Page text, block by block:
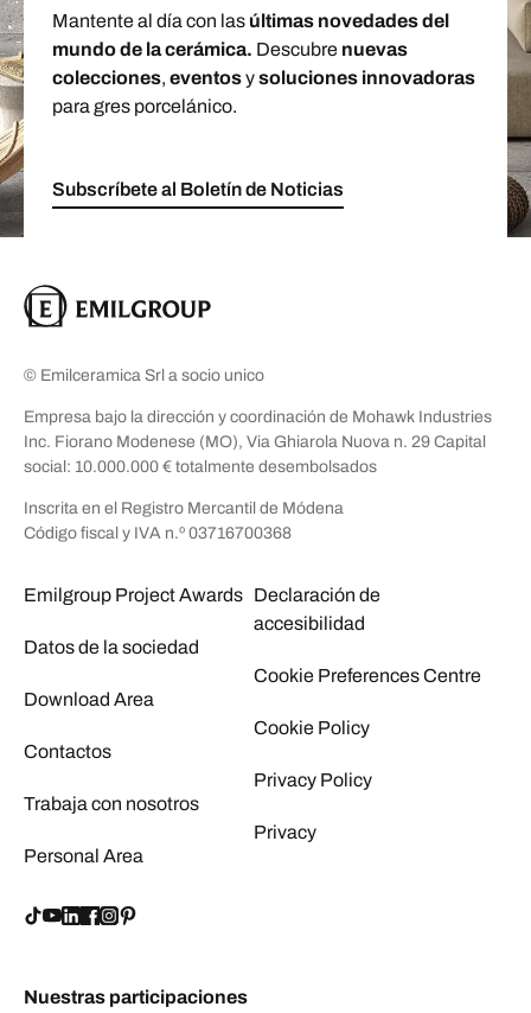
Mantente al día con las últimas novedades del
mundo de la cerámica. Descubre nuevas
colecciones, eventosysoluciones innovadoras
para gres porcelánico.
Subscríbete al Boletín de Noticias
© Emilceramica Srl a socio unico
Empresa bajo la dirección y coordinación de Mohawk Industries
Inc. Fiorano Modenese (MO), Via Ghiarola Nuova n. 29 Capital
social: 10.000.000 € totalmente desembolsados
Inscrita en el Registro Mercantil de Módena
Código fiscal y IVA n.º 03716700368
Emilgroup Project Awards
Datos de la sociedad
Download Area
Contactos
Trabaja con nosotros
Personal Area
Declaración de
accesibilidad
Cookie Preferences Centre
Cookie Policy
Privacy Policy
Privacy
Nuestras participaciones